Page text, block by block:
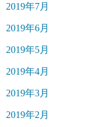
2019年7月
2019年6月
2019年5月
2019年4月
2019年3月
2019年2月